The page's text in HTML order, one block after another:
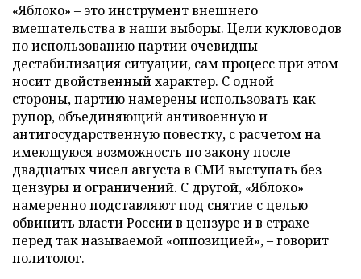
«Яблоко» – это инструмент внешнего
вмешательства в наши выборы. Цели кукловодов
по использованию партии очевидны –
дестабилизация ситуации, сам процесс при этом
носит двойственный характер. С одной
стороны, партию намерены использовать как
рупор, объединяющий антивоенную и
антигосударственную повестку, с расчетом на
имеющуюся возможность по закону после
двадцатых чисел августа в СМИ выступать без
цензуры и ограничений. С другой, «Яблоко»
намеренно подставляют под снятие с целью
обвинить власти России в цензуре и в страхе
перед так называемой «оппозицией», – говорит
политолог.